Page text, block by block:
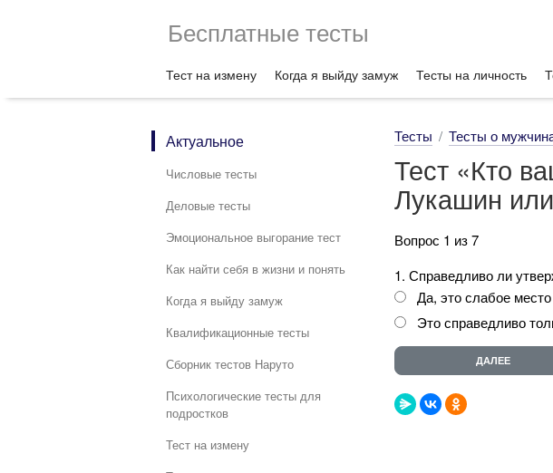
Бесплатные тесты
Тест на измену Когда я выйду замуж Тесты на личность
Актуальное
Числовые тесты
Деловые тесты
Эмоциональное выгорание тест
Как найти себя в жизни и понять
Когда я выйду замуж
Квалификационные тесты
Сборник тестов Наруто
Психологические тесты для
подростков
Тест на измену
Тесты Тесты о
Тест «Кто
Лукашин
Вопрос 1 из 7
1. Справедливо ли
Да, это слабое
Это справедливо